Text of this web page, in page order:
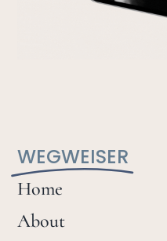
WEGWEISER
Home
About